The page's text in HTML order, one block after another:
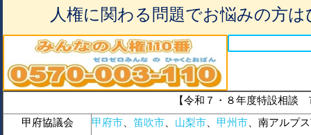
人権に関わる問題でお悩みの方
【令和７・８年度特設相談
甲府協議会
甲府市 笛吹市 山梨市 甲州市 、南アルプ